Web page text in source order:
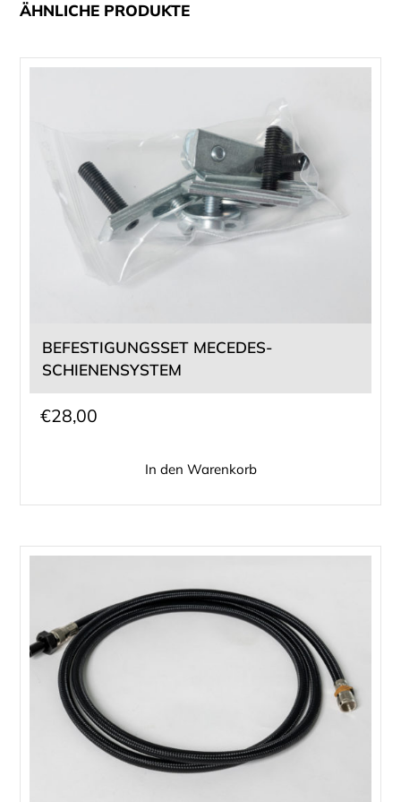
ÄHNLICHE PRODUKTE
BEFESTIGUNGSSET MECEDES-
SCHIENENSYSTEM
€28,00
In den Warenkorb